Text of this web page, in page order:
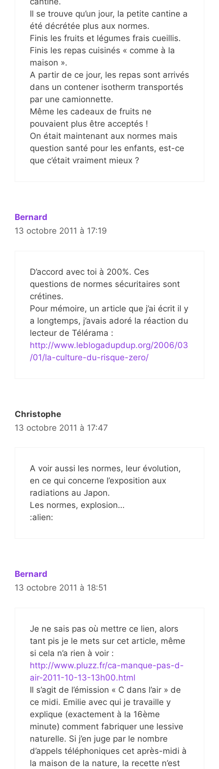
Il se trouve qu’un jour, la petite cantine a
été décrétée plus aux normes.
Finis les fruits et légumes frais cueillis.
Finis les repas cuisinés « comme à la
maison ».
A partir de ce jour, les repas sont arrivés
dans un contener isotherm transportés
par une camionnette.
Même les cadeaux de fruits ne
pouvaient plus être acceptés !
On était maintenant aux normes mais
question santé pour les enfants, est-ce
que c’était vraiment mieux ?
Bernard
13 octobre 2011 à 17:19
D’accord avec toi à 200%. Ces
questions de normes sécuritaires sont
crétines.
Pour mémoire, un article que j’ai écrit il y
a longtemps, j’avais adoré la réaction du
lecteur de Télérama :
http://www.leblogadupdup.org/2006/03
/01/la-culture-du-risque-zero/
Christophe
13 octobre 2011 à 17:47
A voir aussi les normes, leur évolution,
en ce qui concerne l’exposition aux
radiations au Japon.
Les normes, explosion…
:alien:
Bernard
13 octobre 2011 à 18:51
Je ne sais pas où mettre ce lien, alors
tant pis je le mets sur cet article, même
si cela n’a rien à voir :
http://www.pluzz.fr/ca-manque-pas-d-
air-2011-10-13-13h00.html
Il s’agit de l’émission « C dans l’air » de
ce midi. Emilie avec qui je travaille y
explique (exactement à la 16ème
minute) comment fabriquer une lessive
naturelle. Si j’en juge par le nombre
d’appels téléphoniques cet après-midi à
la maison de la nature, la recette n’est